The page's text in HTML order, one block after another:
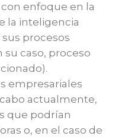
con enfoque en la
la inteligencia
procesos
su caso, proceso
empresariales
actualmente,
que podrían
o, en el caso de